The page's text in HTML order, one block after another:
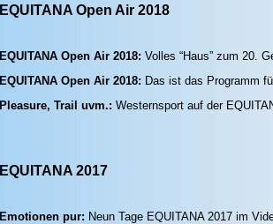
EQUITANA Open Air 2018
EQUITANA Open Air 2018: Volles “Haus” zum 20.
EQUITANA Open Air 2018: Das ist das Programm
Pleasure, Trail uvm.: Westernsport auf der
EQUITANA 2017
Emotionen pur: Neun Tage EQUITANA 2017 im